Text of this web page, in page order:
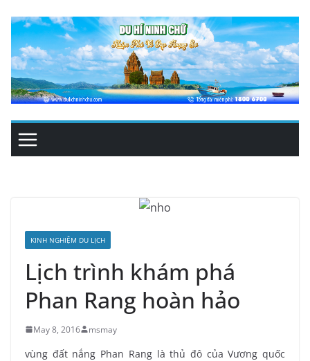
content
KINH NGHIỆM DU LỊCH
Lịch trình khám phá
Phan Rang hoàn hảo
May 8, 2016 msmay
vùng đất nắng Phan Rang là thủ đô của Vương quốc